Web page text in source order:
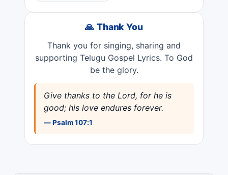
🙏 Thank You
Thank you for singing, sharing and
supporting Telugu Gospel Lyrics. To God
be the glory.
Give thanks to the Lord, for he is
good; his love endures forever.
— Psalm 107:1